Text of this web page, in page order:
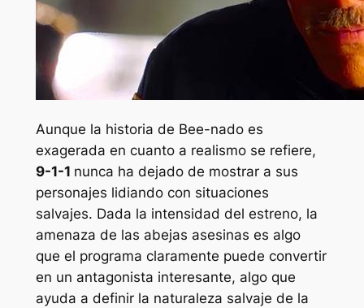
Aunque la historia de Bee-nado es
exagerada en cuanto a realismo se refiere,
9-1-1 nunca ha dejado de mostrar a sus
personajes lidiando con situaciones
salvajes. Dada la intensidad del estreno, la
amenaza de las abejas asesinas es algo
que el programa claramente puede convertir
en un antagonista interesante, algo que
ayuda a definir la naturaleza salvaje de la